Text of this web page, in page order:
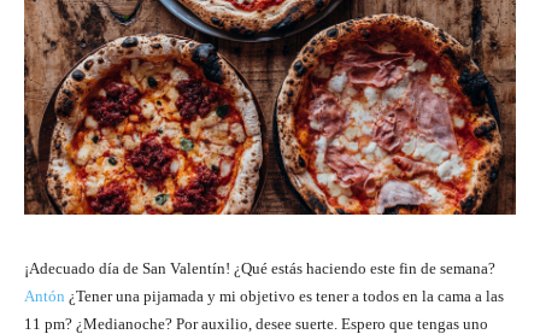
¡Adecuado día de San Valentín! ¿Qué estás haciendo este fin de semana?
Antón ¿Tener una pijamada y mi objetivo es tener a todos en la cama a las
11 pm? ¿Medianoche? Por auxilio, desee suerte. Espero que tengas uno